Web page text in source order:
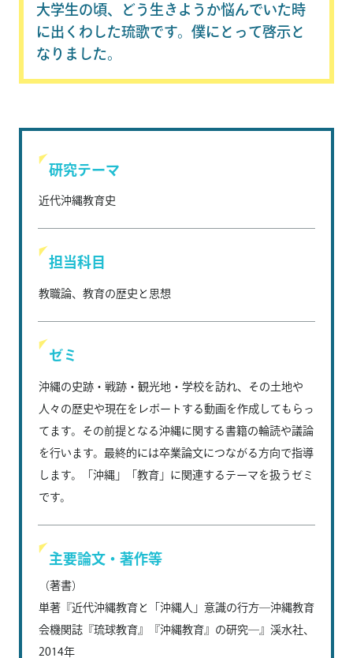
大学生の頃、どう生きようか悩んでいた時
に出くわした琉歌です。僕にとって啓示と
なりました。
研究テーマ
近代沖縄教育史
担当科目
教職論、教育の歴史と思想
ゼミ
沖縄の史跡・戦跡・観光地・学校を訪れ、その土地や
人々の歴史や現在をレポートする動画を作成してもらっ
てます。その前提となる沖縄に関する書籍の輪読や議論
を行います。最終的には卒業論文につながる方向で指導
します。「沖縄」「教育」に関連するテーマを扱うゼミ
です。
主要論文・著作等
（著書）
単著『近代沖縄教育と「沖縄人」意識の行方―沖縄教育
会機関誌『琉球教育』『沖縄教育』の研究―』渓水社、
2014年